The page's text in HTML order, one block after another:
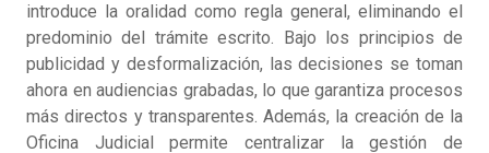
introduce la oralidad como regla general, eliminando el
predominio del trámite escrito. Bajo los principios de
publicidad y desformalización, las decisiones se toman
ahora en audiencias grabadas, lo que garantiza procesos
más directos y transparentes. Además, la creación de la
Oficina Judicial permite centralizar la gestión de